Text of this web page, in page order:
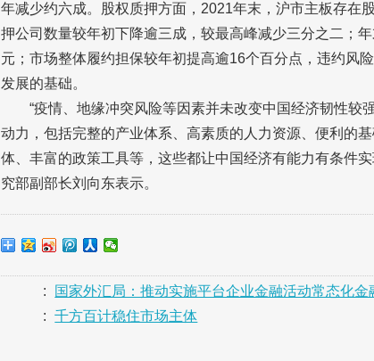
年减少约六成。股权质押方面，2021年末，沪市主板存在
押公司数量较年初下降逾三成，较最高峰减少三分之二；
元；市场整体履约担保较年初提高逾16个百分点，违约风
发展的基础。
“疫情、地缘冲突风险等因素并未改变中国经济韧性较
动力，包括完整的产业体系、高素质的人力资源、便利的
体、丰富的政策工具等，这些都让中国经济有能力有条件
究部副部长刘向东表示。
:
国家外汇局：推动实施平台企业金融活动常态化金
:
千方百计稳住市场主体